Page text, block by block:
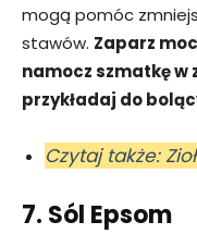
mogą pomóc
stawów. Zaparz
namocz szmatkę w
przykładaj do
Czytaj także:
7. Sól Epsom